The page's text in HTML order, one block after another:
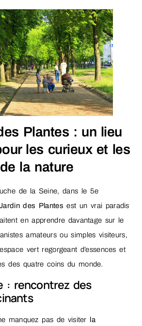
Plantes : un lieu
les curieux et les
la nature
de la Seine, dans le 5e
des Plantes est un vrai paradis
en apprendre davantage sur le
amateurs ou simples visiteurs,
vert regorgeant d’essences et
des quatre coins du monde.
: rencontrez des
manquez pas de visiter la